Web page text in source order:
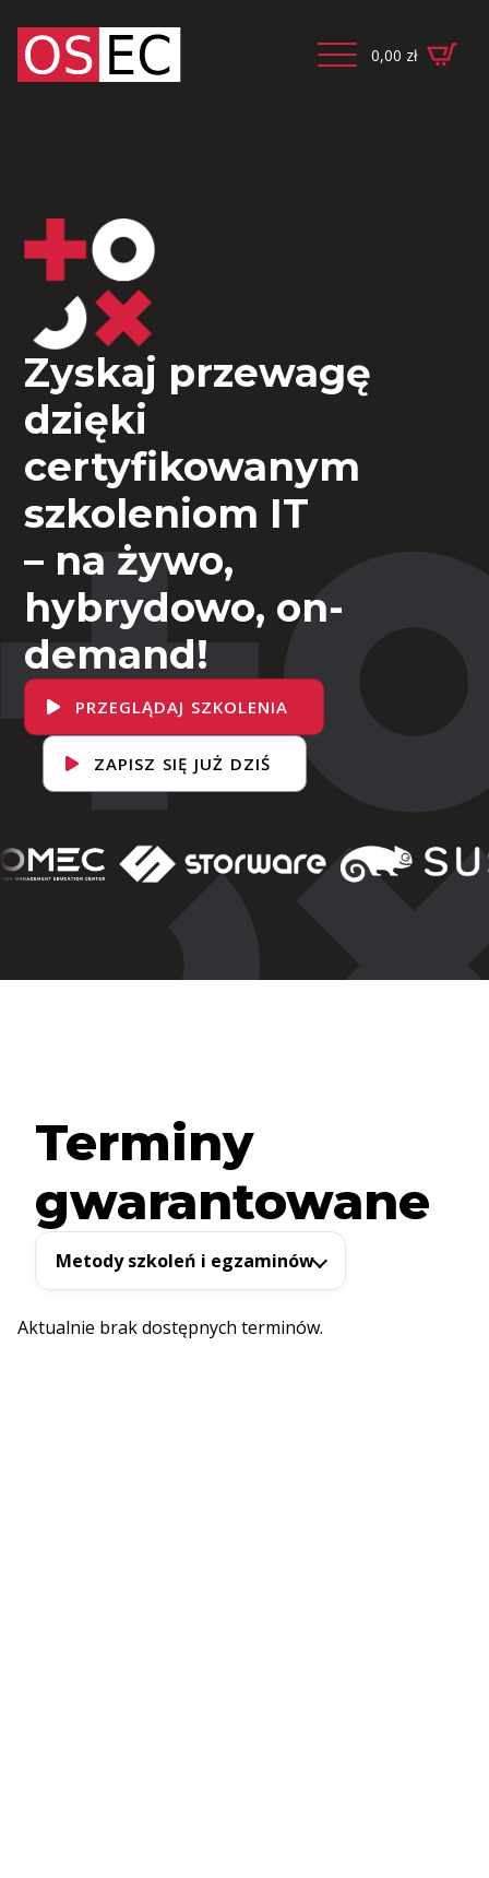
0,00 zł
Zyskaj przewagę
dzięki
certyfikowanym
szkoleniom IT
– na żywo,
hybrydowo, on-
demand!
PRZEGLĄDAJ SZKOLENIA
ZAPISZ SIĘ JUŻ DZIŚ
Terminy
gwarantowane
Metody szkoleń i egzaminów
Aktualnie brak dostępnych terminów.